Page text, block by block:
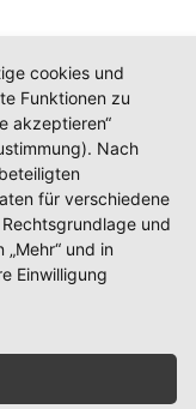
MOL)
cookies und
Funktionen zu
akzeptieren“
Nach
für verschiedene
und
und in
Einwilligung